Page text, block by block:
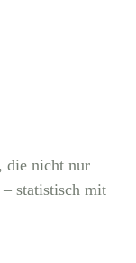
die nicht nur
statistisch mit